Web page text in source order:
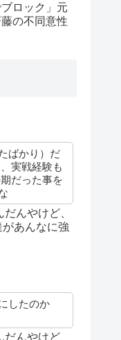
ロック」元
の不同意性
ばかり）だ
実戦経験も
だった事を
んやけど、
あんなに強
したのか
んやけど、